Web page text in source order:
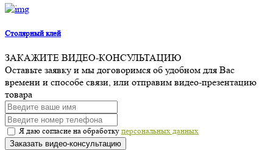
Столярный клей
ЗАКАЖИТЕ ВИДЕО-КОНСУЛЬТАЦИЮ
Оставьте заявку и мы договоримся об удобном для Вас
времени и способе связи, или отправим видео-презентацию
товара
Я даю согласие на обработку персональных данных
Заказать видео-консультацию